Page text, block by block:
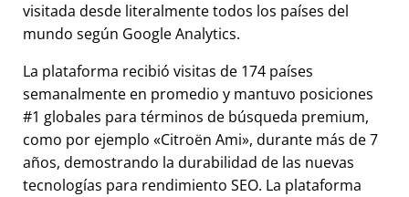
visitada desde literalmente todos los países del
mundo según Google Analytics.
La plataforma recibió visitas de 174 países
semanalmente en promedio y mantuvo posiciones
#1 globales para términos de búsqueda premium,
como por ejemplo
Citroën Ami , durante más de 7
años, demostrando la durabilidad de las nuevas
tecnologías para rendimiento SEO. La plataforma